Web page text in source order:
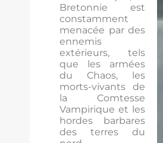
Bretonnie est
constamment
menacée par des
ennemis
extérieurs, tels
que les armées
du Chaos, les
morts-vivants de
la Comtesse
Vampirique et les
hordes barbares
des terres du